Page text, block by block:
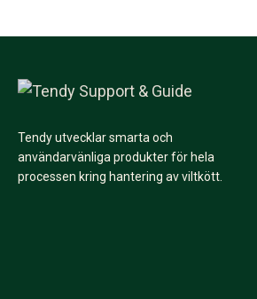
Tendy utvecklar smarta och
användarvänliga produkter för hela
processen kring hantering av viltkött.